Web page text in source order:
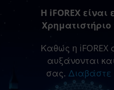
Η iFOREX είναι
Χρηματιστήριο
Καθώς η iFOREX
αυξάνονται
σας. Διαβάστε